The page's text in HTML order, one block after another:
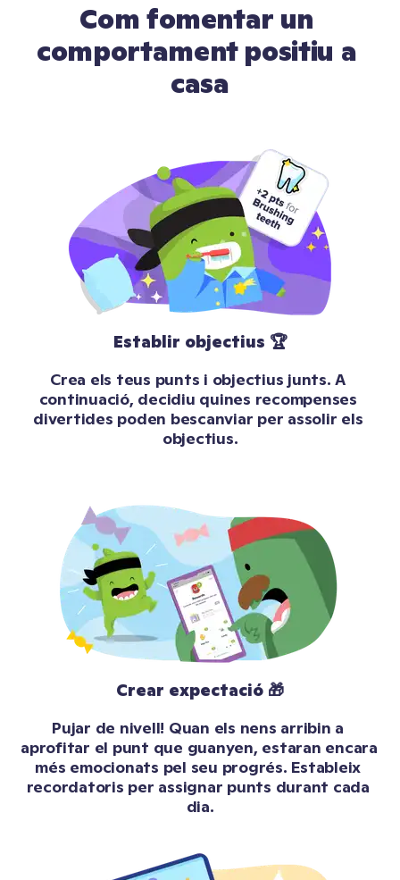
Com fomentar un
comportament positiu a
casa
Establir objectius 🏆
Crea els teus punts i objectius junts. A
continuació, decidiu quines recompenses
divertides poden bescanviar per assolir els
objectius.
Crear expectació 🎁
Pujar de nivell! Quan els nens arribin a
aprofitar el punt que guanyen, estaran encara
més emocionats pel seu progrés. Estableix
recordatoris per assignar punts durant cada
dia.